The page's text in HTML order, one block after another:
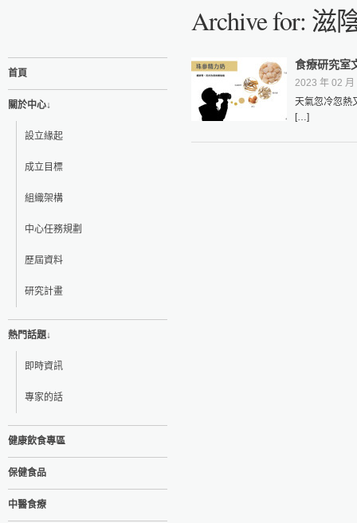
Archive for: 滋
首頁
關於中心↓
設立緣起
成立目標
組織架構
中心任務規劃
歷屆資料
研究計畫
熱門話題↓
即時資訊
專家的話
健康飲食專區
保健食品
中醫食療
食療研究室
2023 年 02
天氣忽冷忽熱
[…]